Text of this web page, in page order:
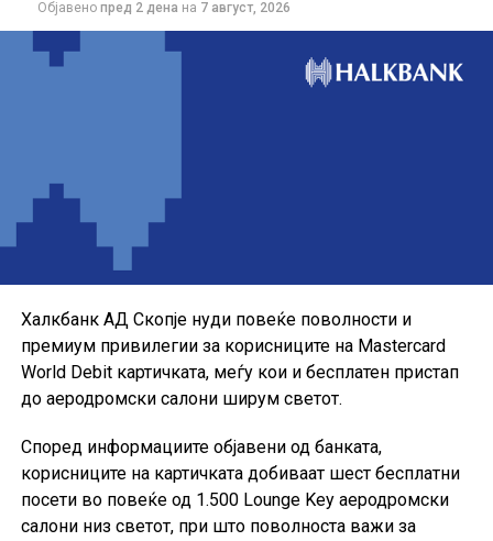
Понудата е наменета за корисниците кои сакаат да ги
користат можностите на кредитната картичка за
своите секојдневни и летни купувања, со промотивна
Објавено пред 2 дена на 7 август, 2026
Халкбанк АД Скопје нуди повеќе поволности и
премиум привилегии за корисниците на Mastercard
World Debit картичката, меѓу кои и бесплатен пристап
до аеродромски салони ширум светот.
Според информациите објавени од банката,
корисниците на картичката добиваат шест бесплатни
посети во повеќе од 1.500 Lounge Key аеродромски
салони низ светот, при што поволноста важи за